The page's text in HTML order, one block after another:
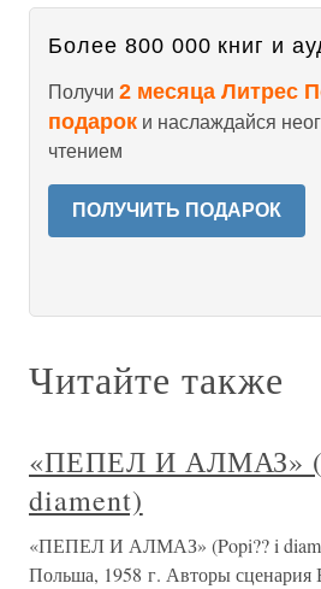
Более 800 000 книг и
Получи 2 месяца Литрес
подарок и наслаждайся
чтением
ПОЛУЧИТЬ ПОДАРОК
Читайте также
«ПЕПЕЛ И АЛМАЗ»
diament)
«ПЕПЕЛ И АЛМАЗ» (Popi?? i
Польша, 1958 г. Авторы